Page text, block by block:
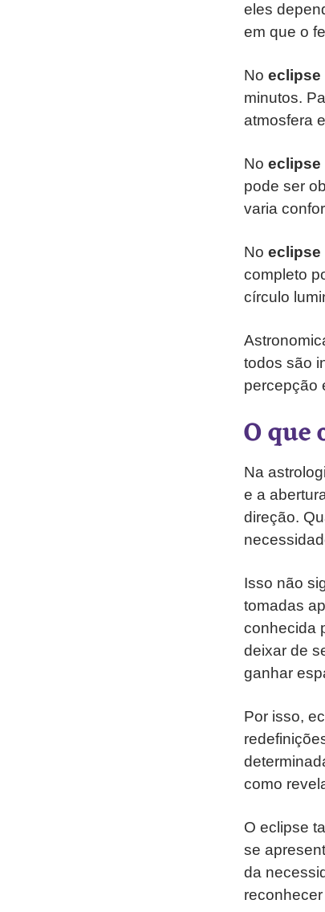
eles
em que o
No eclipse
minutos.
atmosfera
No eclipse
pode ser
varia
No eclipse
completo
círculo
todos são
percepção
O que
Na
e a
direção.
Isso não
tomadas
conhecida
deixar de
ganhar
Por isso,
como
O eclipse
se
da